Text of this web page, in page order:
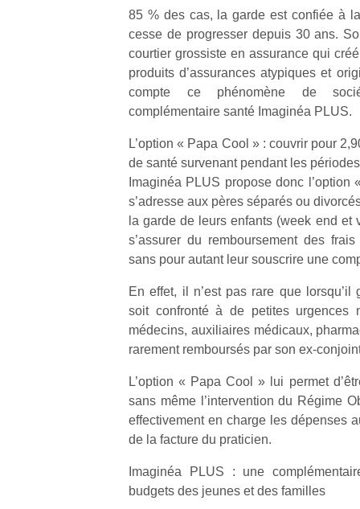
85 % des cas, la garde est confiée à
cesse de progresser depuis 30 ans.
courtier grossiste en assurance qui
produits d’assurances atypiques et
compte ce phénomène de
complémentaire santé Imaginéa PLUS.
L’option « Papa Cool » : couvrir pour
de santé survenant pendant les
Imaginéa PLUS propose donc
s’adresse aux pères séparés ou
la garde de leurs enfants (week end et
s’assurer du remboursement des
sans pour autant leur souscrire une
En effet, il n’est pas rare que
soit confronté à de petites urgences
médecins, auxiliaires médicaux,
rarement remboursés par son ex-
L’option « Papa Cool » lui permet
sans même l’intervention du Régime
effectivement en charge les dépenses
de la facture du praticien.
Imaginéa PLUS : une
budgets des jeunes et des familles